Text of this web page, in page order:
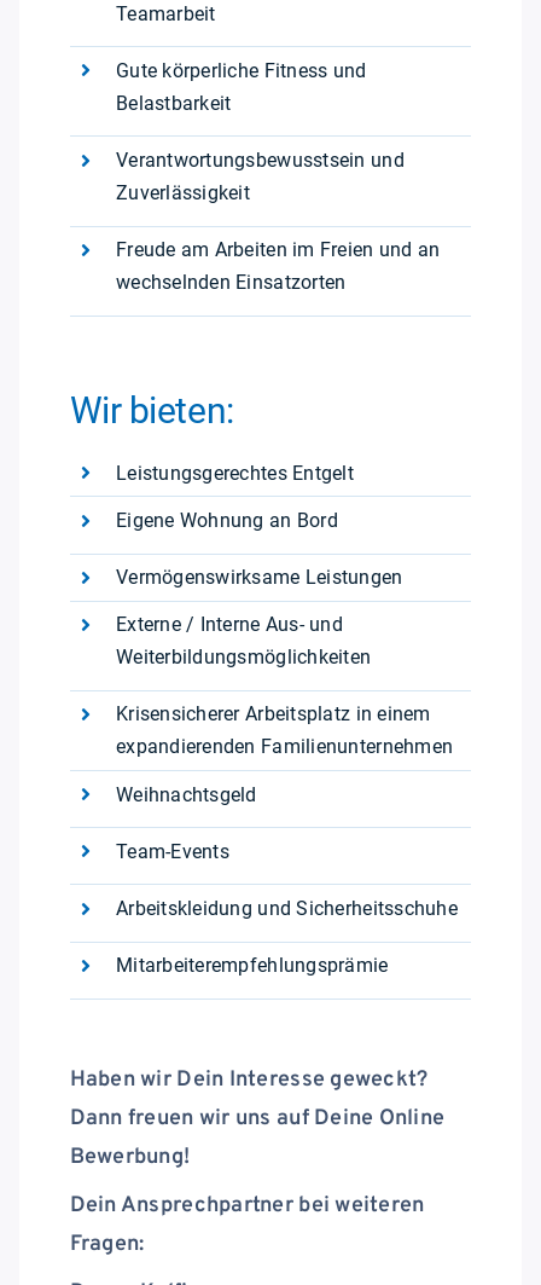
Teamarbeit
Gute körperliche Fitness und
Belastbarkeit
Verantwortungsbewusstsein und
Zuverlässigkeit
Freude am Arbeiten im Freien und an
wechselnden Einsatzorten
Wir bieten:
Leistungsgerechtes Entgelt
Eigene Wohnung an Bord
Vermögenswirksame Leistungen
Externe / Interne Aus- und
Weiterbildungsmöglichkeiten
Krisensicherer Arbeitsplatz in einem
expandierenden Familienunternehmen
Weihnachtsgeld
Team-Events
Arbeitskleidung und Sicherheitsschuhe
Mitarbeiterempfehlungsprämie
Haben wir Dein Interesse geweckt?
Dann freuen wir uns auf Deine Online
Bewerbung!
Dein Ansprechpartner bei weiteren
Fragen: